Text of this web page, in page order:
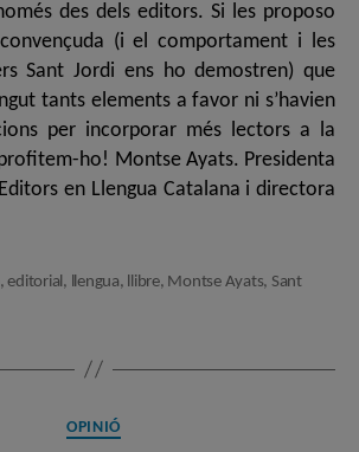
des dels editors. Si les proposo
(i el comportament i les
Sant Jordi ens ho demostren) que
tants elements a favor ni s’havien
per incorporar més lectors a la
ho! Montse Ayats. Presidenta
en Llengua Catalana i directora
,editorial , llengua, llibre, Montse Ayats, Sant
Categories
OPINIÓ